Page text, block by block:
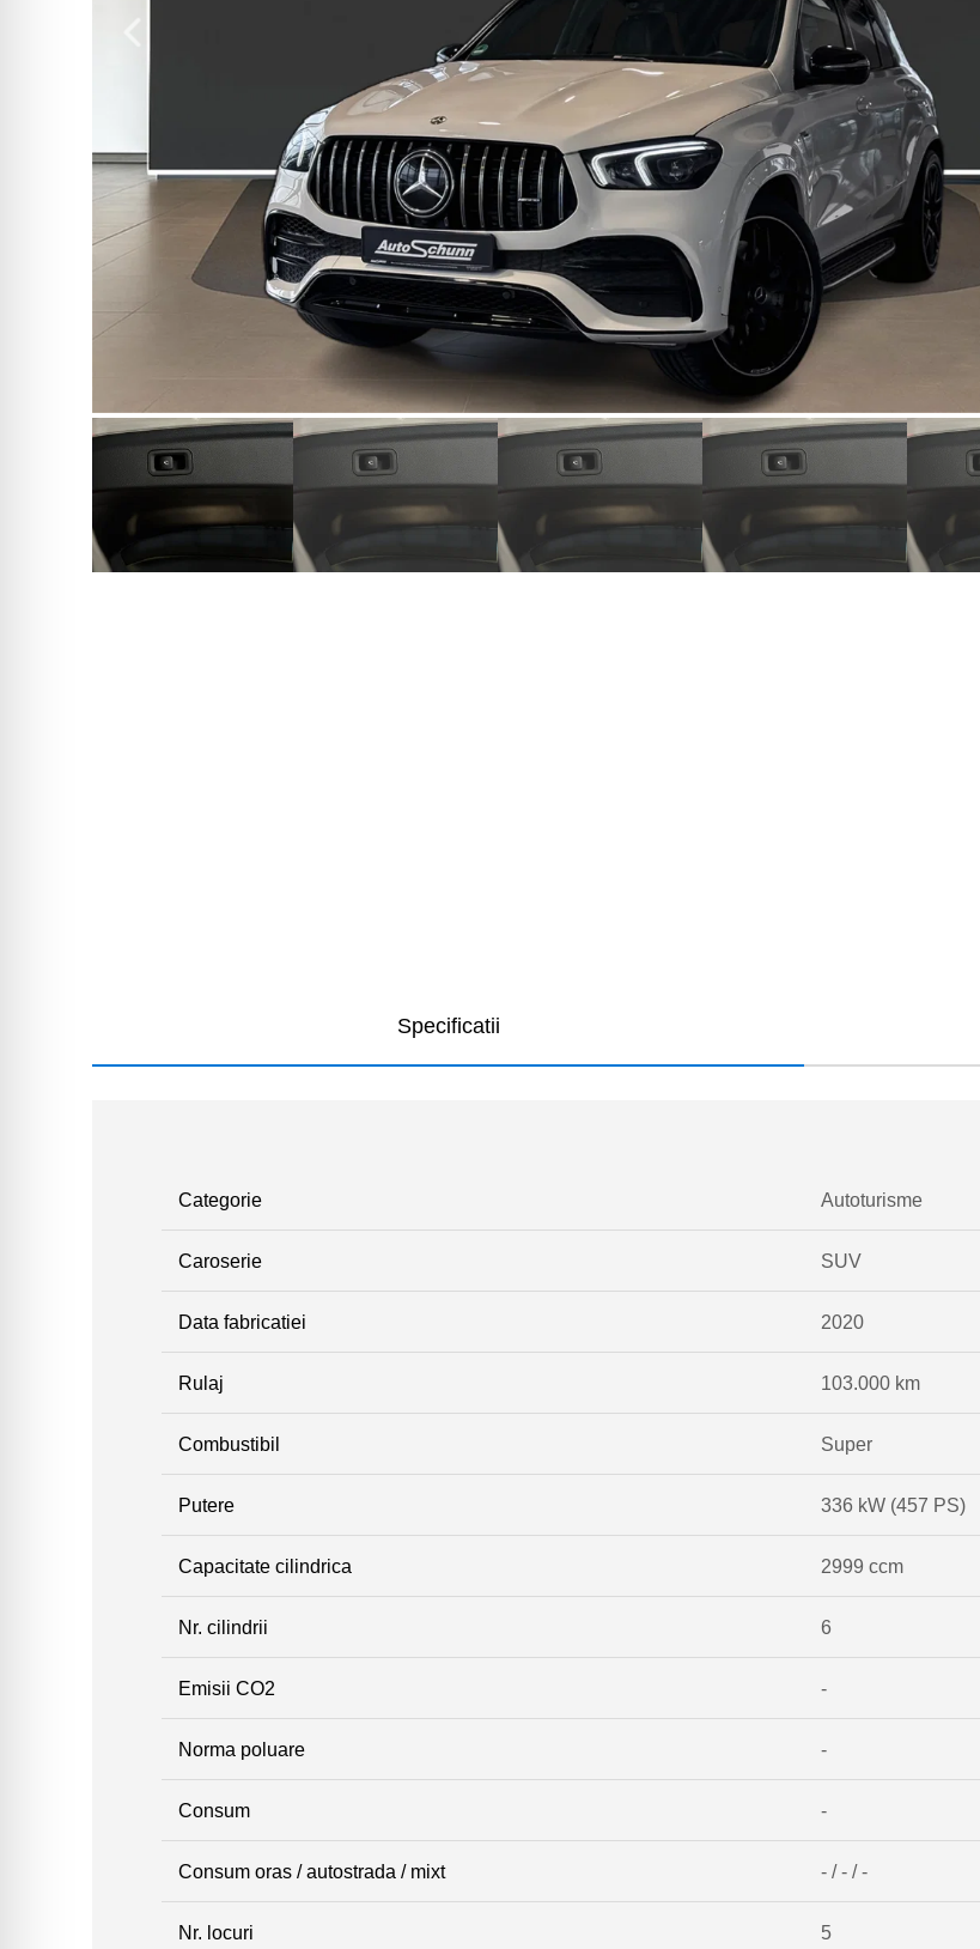
Specificatii
Categorie Autoturisme
Caroserie SUV
Data fabricatiei 2020
Rulaj 103.000 km
Combustibil Super
Putere 336 kW (457 PS)
Capacitate cilindrica 2999 ccm
Nr. cilindrii 6
Emisii CO2 -
Norma poluare -
Consum -
Consum oras / autostrada / mixt - / - / -
Nr. locuri 5